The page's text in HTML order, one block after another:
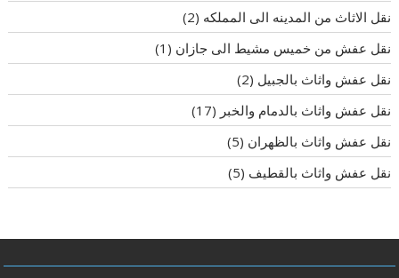
نقل الاثاث من المدينه الى المملكه (2)
نقل عفش من خميس مشيط الى جازان (1)
نقل عفش واثاث بالجبيل (2)
نقل عفش واثاث بالدمام والخبر (17)
نقل عفش واثاث بالظهران (5)
نقل عفش واثاث بالقطيف (5)